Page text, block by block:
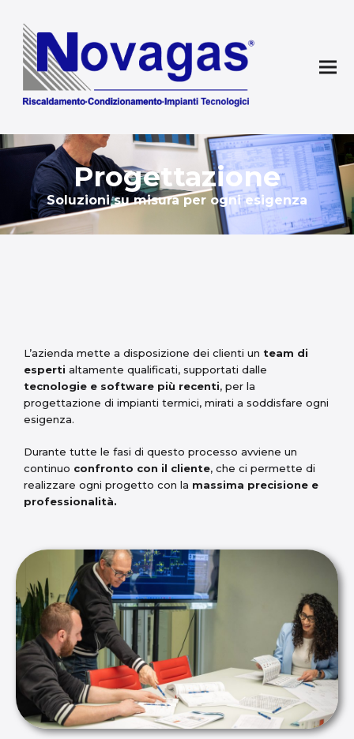
Progettazione
Soluzioni su misura per ogni esigenza
L’azienda mette a disposizione dei clienti un team di
esperti altamente qualificati, supportati dalle
tecnologie e software più recenti, per la
progettazione di impianti termici, mirati a soddisfare ogni
esigenza.
Durante tutte le fasi di questo processo avviene un
continuo confronto con il cliente, che ci permette di
realizzare ogni progetto con la massima precisione e
professionalità.